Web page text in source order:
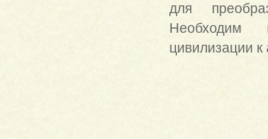
для
Необходим
цивилизации к